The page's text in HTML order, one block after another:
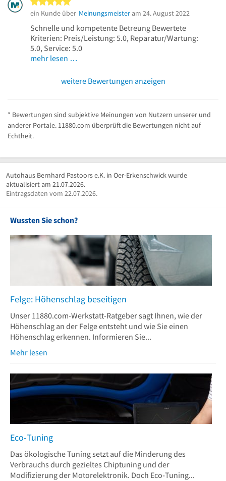
ein Kunde über Meinungsmeister am 24. August 2022
Schnelle und kompetente Betreung Bewertete
Kriterien: Preis/Leistung: 5.0, Reparatur/Wartung:
5.0, Service: 5.0
mehr lesen …
weitere Bewertungen anzeigen
* Bewertungen sind subjektive Meinungen von Nutzern unserer und
anderer Portale. 11880.com überprüft die Bewertungen nicht auf
Echtheit.
Autohaus Bernhard Pastoors e.K. in Oer-Erkenschwick wurde
aktualisiert am 21.07.2026.
Eintragsdaten vom 22.07.2026.
Wussten Sie schon?
Felge: Höhenschlag beseitigen
Unser 11880.com-Werkstatt-Ratgeber sagt Ihnen, wie der
Höhenschlag an der Felge entsteht und wie Sie einen
Höhenschlag erkennen. Informieren Sie...
Mehr lesen
Eco-Tuning
Das ökologische Tuning setzt auf die Minderung des
Verbrauchs durch gezieltes Chiptuning und der
Modifizierung der Motorelektronik. Doch Eco-Tuning...